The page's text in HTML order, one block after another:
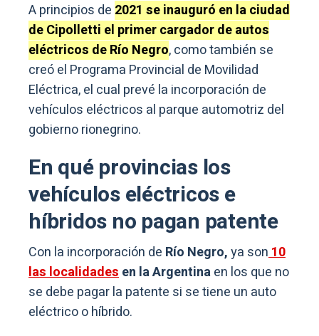
A principios de 2021 se inauguró en la ciudad
de Cipolletti el primer cargador de autos
eléctricos de Río Negro, como también se
creó el Programa Provincial de Movilidad
Eléctrica, el cual prevé la incorporación de
vehículos eléctricos al parque automotriz del
gobierno rionegrino.
En qué provincias los
vehículos eléctricos e
híbridos no pagan patente
Con la incorporación de Río Negro,ya son10
las localidadesen la Argentinaen los que no
se debe pagar la patente si se tiene un auto
eléctrico o híbrido.